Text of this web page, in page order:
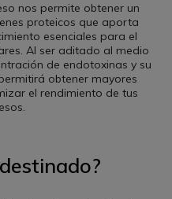
nos permite obtener un
proteicos que aporta
esenciales para el
Al ser aditado al medio
de endotoxinas y su
obtener mayores
el rendimiento de tus